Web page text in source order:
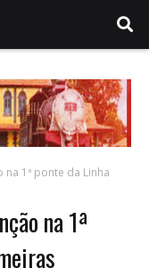
1ª ponte da Linha
na 1ª